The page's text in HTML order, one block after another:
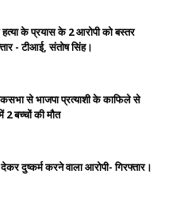
के प्रयास के 2 आरोपी को बस्तर
- टीआई, संतोष सिंह।
से भाजपा प्रत्याशी के काफिले से
2 बच्चों की मौत
दुष्कर्म करने वाला आरोपी- गिरफ्तार।